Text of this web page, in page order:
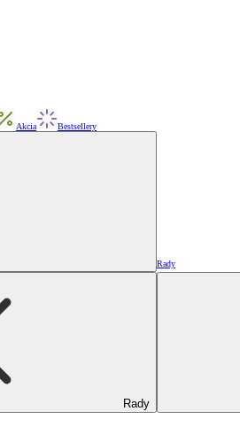
Akcia Bestsellery
Rady
Rady